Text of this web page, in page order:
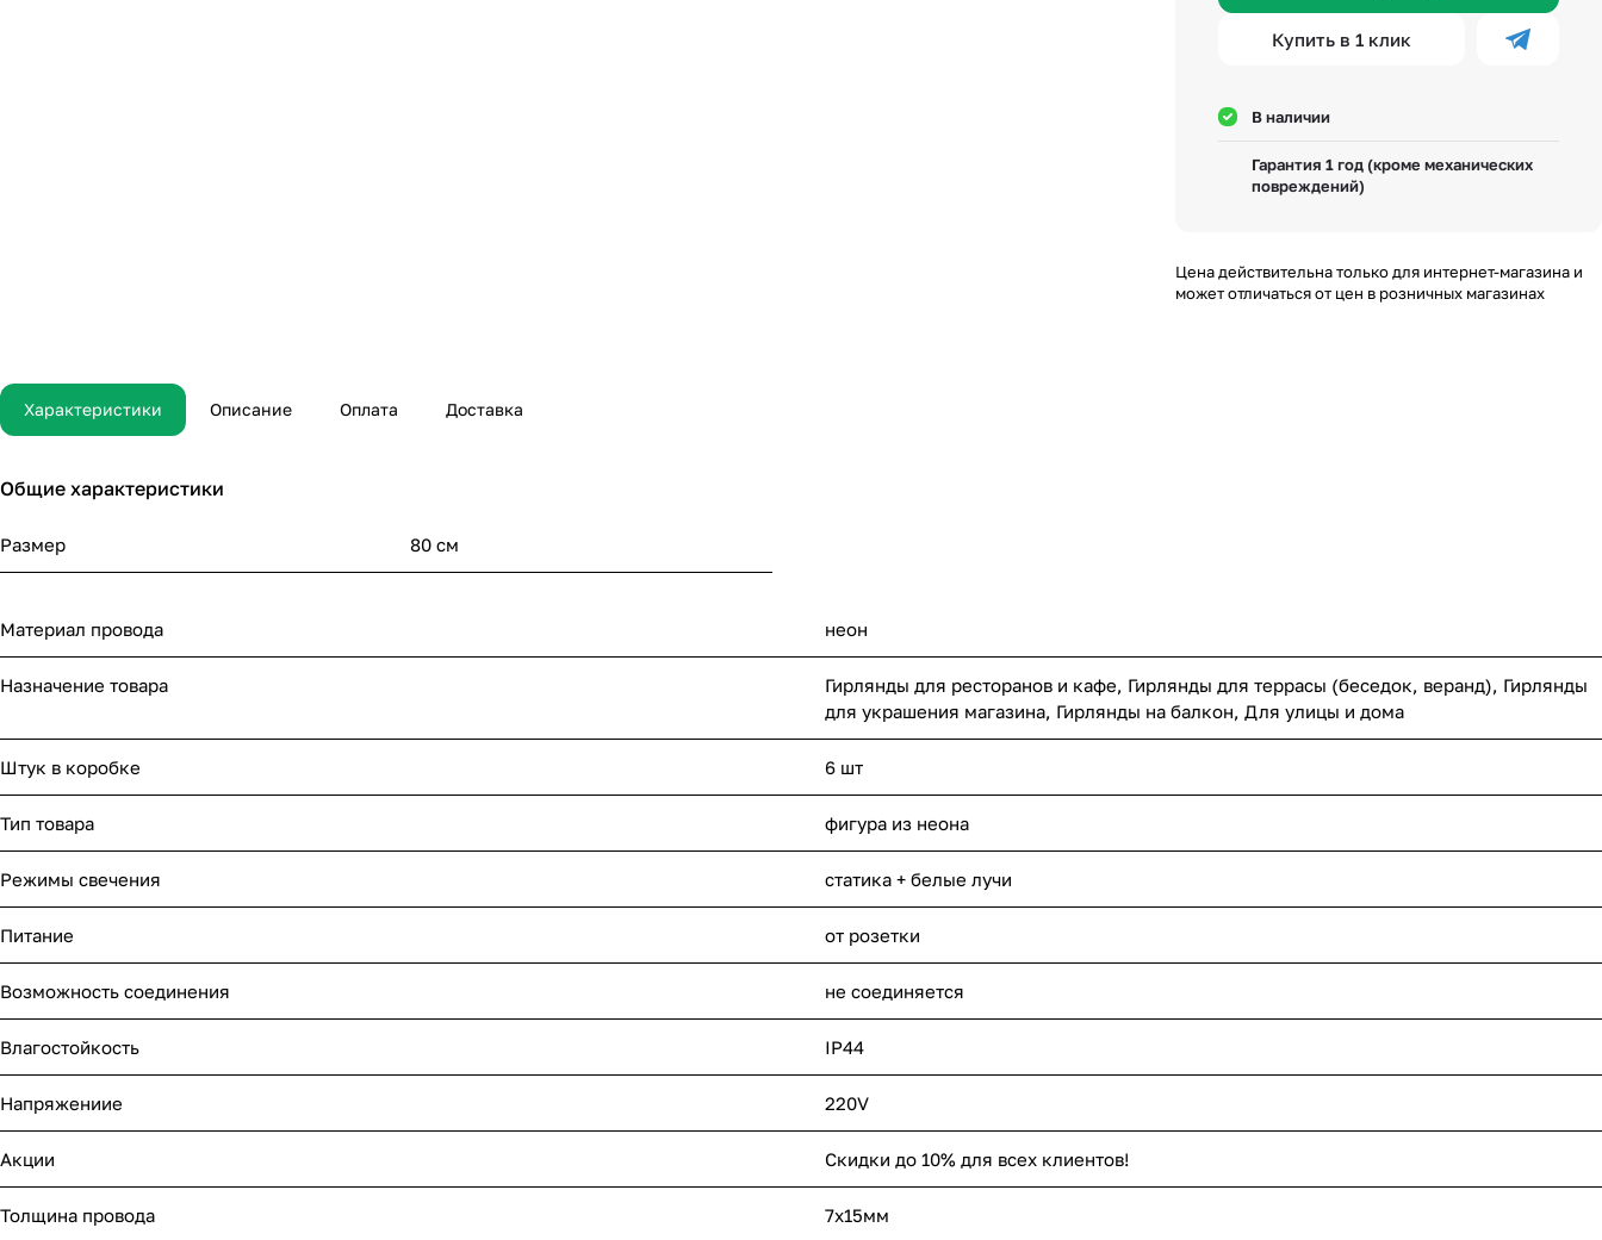
Купить в 1 клик
В наличии
Гарантия 1 год (кроме механических
повреждений)
Цена действительна только для интернет-магазина и
может отличаться от цен в розничных магазинах
Характеристики Описание Оплата Доставка
Общие характеристики
Размер 80 см
Материал провода неон
Назначение товара
Гирлянды для ресторанов и кафе, Гирлянды для террасы (беседок, веранд), Гирлянды
для украшения магазина, Гирлянды на балкон, Для улицы и дома
Штук в коробке 6 шт
Тип товара фигура из неона
Режимы свечения статика + белые лучи
Питание от розетки
Возможность соединения не соединяется
Влагостойкость IP44
Напряжениие 220V
Акции Скидки до 10% для всех клиентов!
Толщина провода 7х15мм